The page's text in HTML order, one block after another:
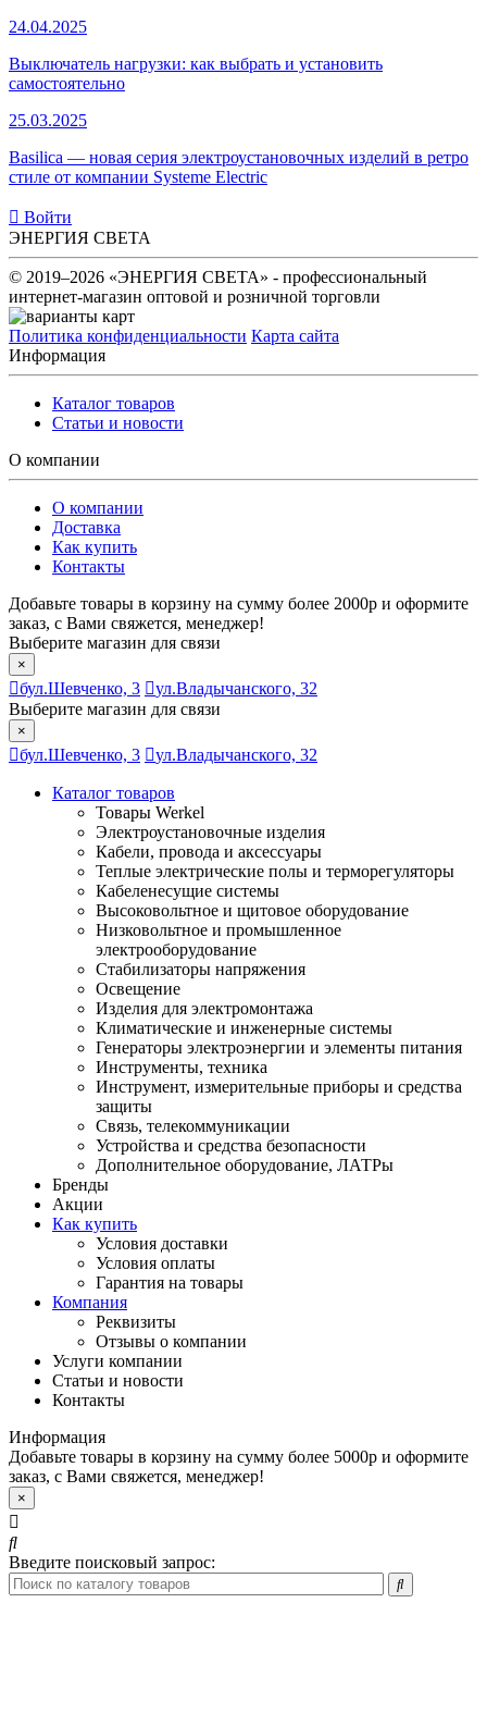
24.04.2025
Выключатель нагрузки: как выбрать и установить
самостоятельно
25.03.2025
Basilica — новая серия электроустановочных изделий в ретро
стиле от компании Systeme Electric
Войти
ЭНЕРГИЯ СВЕТА
© 2019–2026 «ЭНЕРГИЯ СВЕТА» - профессиональный
интернет-магазин оптовой и розничной торговли
Политика конфиденциальности Карта сайта
Информация
Каталог товаров
Статьи и новости
О компании
О компании
Доставка
Как купить
Контакты
Добавьте товары в корзину на сумму более 2000р и оформите
заказ, с Вами свяжется, менеджер!
Выберите магазин для связи
×
бул.Шевченко, 3
ул.Владычанского, 32
Выберите магазин для связи
×
бул.Шевченко, 3 ул.Владычанского, 32
Каталог товаров
Товары Werkel
Электроустановочные изделия
Кабели, провода и аксессуары
Теплые электрические полы и терморегуляторы
Кабеленесущие системы
Высоковольтное и щитовое оборудование
Низковольтное и промышленное
электрооборудование
Стабилизаторы напряжения
Освещение
Изделия для электромонтажа
Климатические и инженерные системы
Генераторы электроэнергии и элементы питания
Инструменты, техника
Инструмент, измерительные приборы и средства
защиты
Связь, телекоммуникации
Устройства и средства безопасности
Дополнительное оборудование, ЛАТРы
Бренды
Акции
Как купить
Условия доставки
Условия оплаты
Гарантия на товары
Компания
Реквизиты
Отзывы о компании
Услуги компании
Статьи и новости
Контакты
Информация
Добавьте товары в корзину на сумму более 5000р и оформите
заказ, с Вами свяжется, менеджер!
×
Введите поисковый запрос: